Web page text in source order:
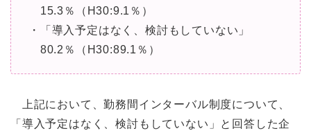
15.3％（H30:9.1％）
・「導入予定はなく、検討もしていない」
80.2％（H30:89.1％）
上記において、勤務間インターバル制度について、
「導入予定はなく、検討もしていない」と回答した企